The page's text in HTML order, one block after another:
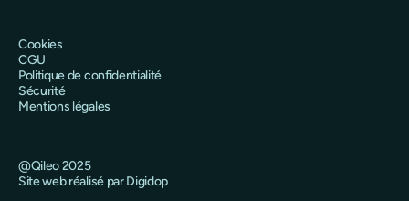
@Qileo 2025
Site web réalisé par Digidop
Cookies
CGU
Politique de confidentialité
Sécurité
Mentions légales